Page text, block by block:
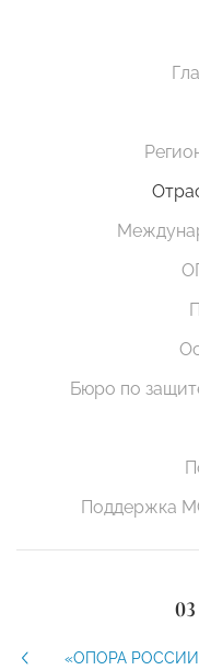
Бюро по
Поддержка
«ОПОРА РОССИИ»